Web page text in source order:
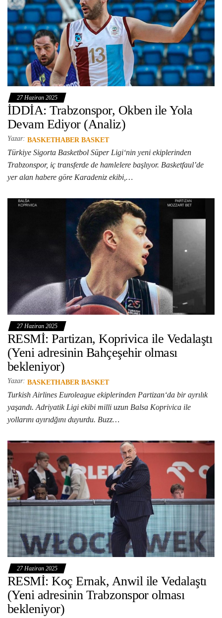
27 Haziran 2025
İDDİA: Trabzonspor, Okben ile Yola
Devam Ediyor (Analiz)
Yazar: BASKETHABER BASKET
Türkiye Sigorta Basketbol Süper Ligi‘nin yeni ekiplerinden
Trabzonspor, iç transferde de hamlelere başlıyor. Basketfaul’de
yer alan habere göre Karadeniz ekibi,…
27 Haziran 2025
RESMİ: Partizan, Koprivica ile Vedalaştı
(Yeni adresinin Bahçeşehir olması
bekleniyor)
Yazar: BASKETHABER BASKET
Turkish Airlines Euroleague ekiplerinden Partizan‘da bir ayrılık
yaşandı. Adriyatik Ligi ekibi milli uzun Balsa Koprivica ile
yollarını ayırıdğını duyurdu. Buzz…
27 Haziran 2025
RESMİ: Koç Ernak, Anwil ile Vedalaştı
(Yeni adresinin Trabzonspor olması
bekleniyor)